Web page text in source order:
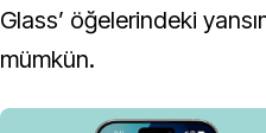
Glass’ öğelerindeki
mümkün.